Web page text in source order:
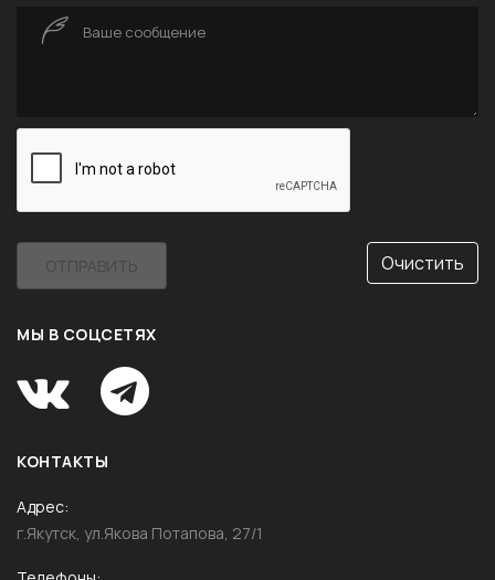
Ваше сообщение
ОТПРАВИТЬ Очистить
МЫ В СОЦСЕТЯХ
КОНТАКТЫ
Адрес
г.Якутск, ул.Якова Потапова, 27/1